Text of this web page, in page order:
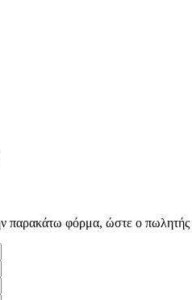
φόρμα, ώστε ο πωλητής